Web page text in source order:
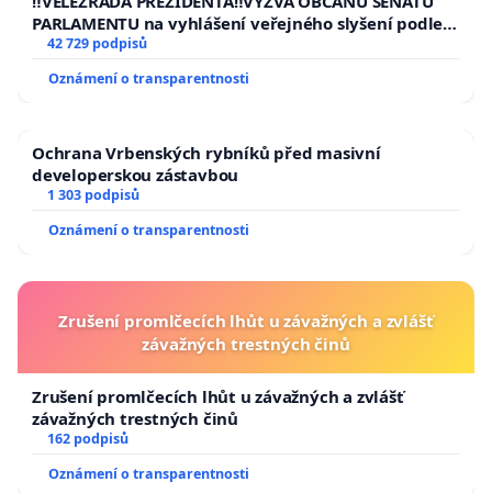
PARLAMENTU na vyhlášení veřejného slyšení podle §
144 jednacího řádu Senátu k návrhu na přijetí
republiky
42 729 podpisů
Oznámení o transparentnosti
Ochrana Vrbenských rybníků před masivní
developerskou zástavbou
1 303 podpisů
Oznámení o transparentnosti
Zrušení promlčecích lhůt u závažných a zvlášť
závažných trestných činů
Zrušení promlčecích lhůt u závažných a zvlášť
závažných trestných činů
162 podpisů
Oznámení o transparentnosti